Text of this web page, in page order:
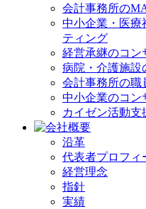
会計事務所の
中小企業・医療
ティング
経営承継のコン
病院・介護施設
会計事務所の職
中小企業のコン
カイゼン活動
沿革
代表者プロフィ
経営理念
指針
実績